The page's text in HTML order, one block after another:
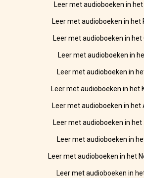
Leer met audioboeken in
Leer met audioboeken in het
Leer met audioboeken in het
Leer met audioboeken in
Leer met audioboeken in
Leer met audioboeken in het
Leer met audioboeken in het
Leer met audioboeken in het
Leer met audioboeken in
Leer met audioboeken in het
Leer met audioboeken in